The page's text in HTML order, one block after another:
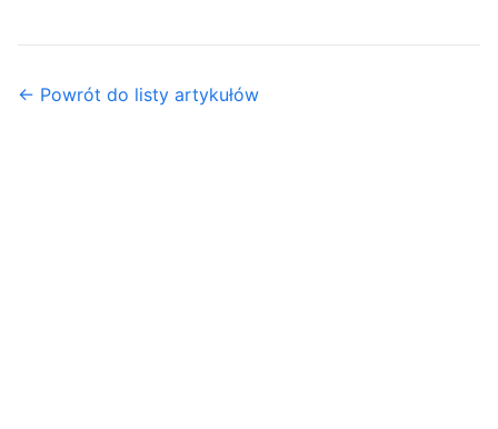
← Powrót do listy artykułów